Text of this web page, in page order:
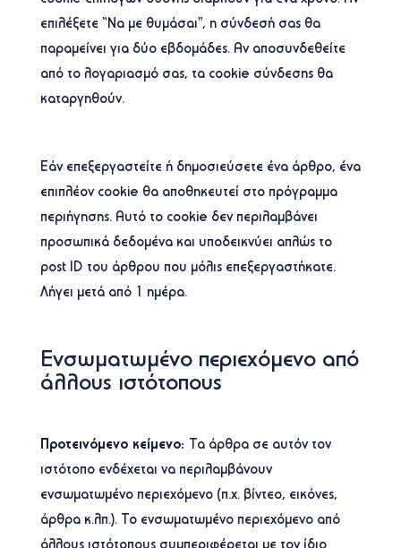
επιλέξετε “Να με θυμάσαι”, η σύνδεσή σας θα
παραμείνει για δύο εβδομάδες. Αν αποσυνδεθείτε
από το λογαριασμό σας, τα cookie σύνδεσης θα
καταργηθούν.
Εάν επεξεργαστείτε ή δημοσιεύσετε ένα άρθρο, ένα
επιπλέον cookie θα αποθηκευτεί στο πρόγραμμα
περιήγησης. Αυτό το cookie δεν περιλαμβάνει
προσωπικά δεδομένα και υποδεικνύει απλώς το
post ID του άρθρου που μόλις επεξεργαστήκατε.
Λήγει μετά από 1 ημέρα.
Ενσωματωμένο περιεχόμενο από
άλλους ιστότοπους
Προτεινόμενο κείμενο: Τα άρθρα σε αυτόν τον
ιστότοπο ενδέχεται να περιλαμβάνουν
ενσωματωμένο περιεχόμενο (π.χ. βίντεο, εικόνες,
άρθρα κ.λπ.). Το ενσωματωμένο περιεχόμενο από
άλλους ιστότοπους συμπεριφέρεται με τον ίδιο